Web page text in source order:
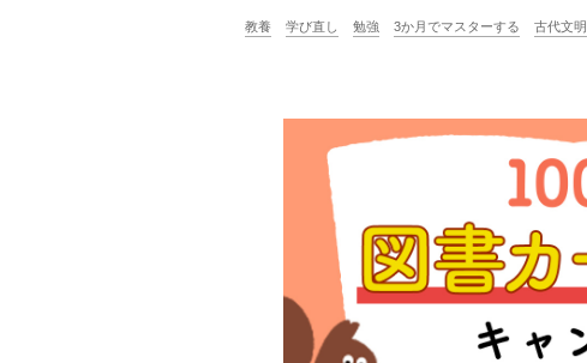
教養 学び直し 勉強 3か月でマスターする 古代文明